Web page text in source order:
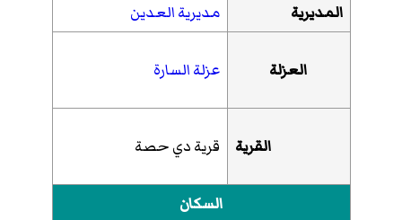
المديرية
مديرية العدين
العزلة عزلة السارة
القرية قرية دي حصة
السكان